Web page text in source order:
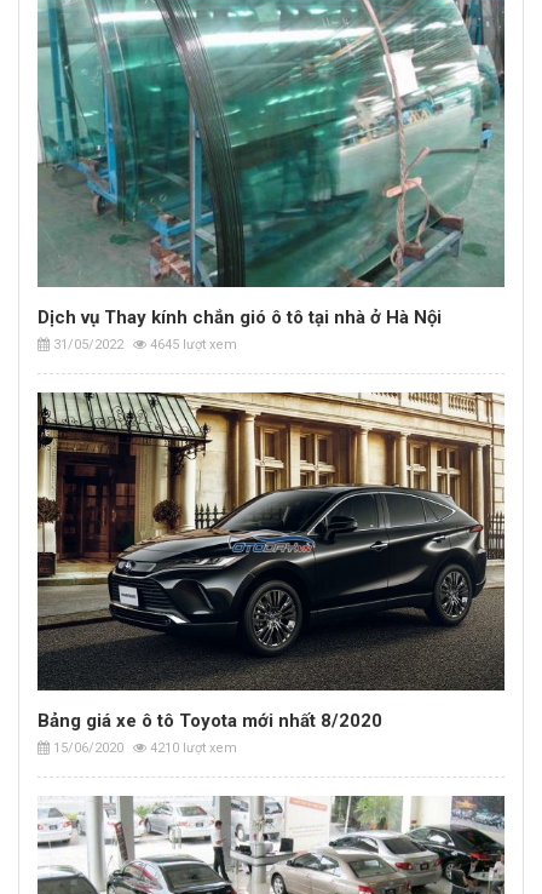
Dịch vụ Thay kính chắn gió ô tô tại nhà ở Hà Nội
31/05/2022 4645 lượt xem
Bảng giá xe ô tô Toyota mới nhất 8/2020
15/06/2020 4210 lượt xem